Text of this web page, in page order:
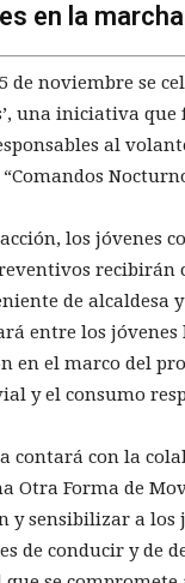
en la
de noviembre se
una iniciativa
al
los jóvenes
recibirán
de alcaldesa
entre los
en el marco del
y el consumo
contará con la
Otra Forma de
y sensibilizar a los
de conducir y de